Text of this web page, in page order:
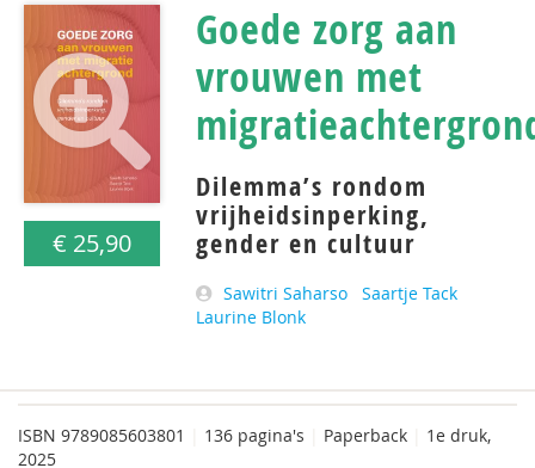
€ 25,90
Goede zorg aan
vrouwen met
Dilemma’s rondom
vrijheidsinperking,
gender en cultuur
Sawitri Saharso
Saartje Tack
Laurine Blonk
ISBN 9789085603801 136 pagina's Paperback
1e druk,
2025